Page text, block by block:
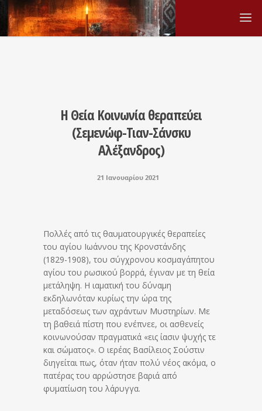
Η Θεία Κοινωνία θεραπεύει
(Σεμενώφ-Τιαν-Σάνσκυ
Αλέξανδρος)
21 Ιανουαρίου 2021
Πολλές από τις θαυματουργικές θεραπείες
του αγίου Ιωάννου της Κρονστάνδης
(1829­-1908), του σύγχρονου κοσμαγάπητου
αγίου του ρωσικού βορρά, έγιναν με τη θεία
μετάληψη. Η ιαματική του δύναμη
εκδηλωνόταν κυρίως την ώρα της
μεταδόσεως των αχράντων Μυστηρίων. Με
τη βαθειά πίστη που ενέπνεε, οι ασθενείς
κοινωνούσαν πραγματικά «εις ίασιν ψυχής τε
και σώματος». Ο ιερέας Βασίλειος Σούστιν
διηγείται πως, όταν ήταν πολύ νέος ακόμα, ο
πατέρας του αρρώστησε βαριά από
φυματίωση του λάρυγγα.